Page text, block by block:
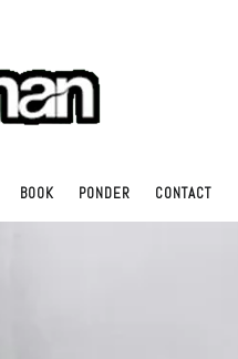
BOOK PONDER CONTACT